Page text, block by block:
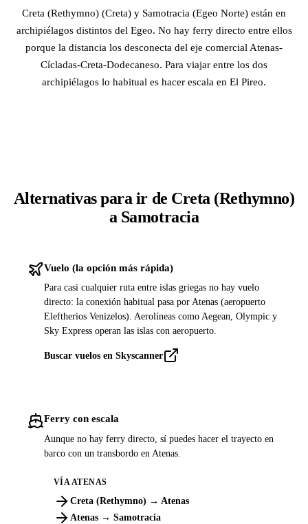
Creta (Rethymno) (Creta) y Samotracia (Egeo Norte) están en
archipiélagos distintos del Egeo. No hay ferry directo entre ellos
porque la distancia los desconecta del eje comercial Atenas-
Cícladas-Creta-Dodecaneso. Para viajar entre los dos
archipiélagos lo habitual es hacer escala en El Pireo.
Alternativas para ir de Creta (Rethymno)
a Samotracia
Vuelo (la opción más rápida)
Para casi cualquier ruta entre islas griegas no hay vuelo
directo: la conexión habitual pasa por Atenas (aeropuerto
Eleftherios Venizelos). Aerolíneas como Aegean, Olympic y
Sky Express operan las islas con aeropuerto.
Buscar vuelos en Skyscanner
Ferry con escala
Aunque no hay ferry directo, sí puedes hacer el trayecto en
barco con un transbordo en Atenas.
VÍA ATENAS
Creta (Rethymno) → Atenas
Atenas → Samotracia